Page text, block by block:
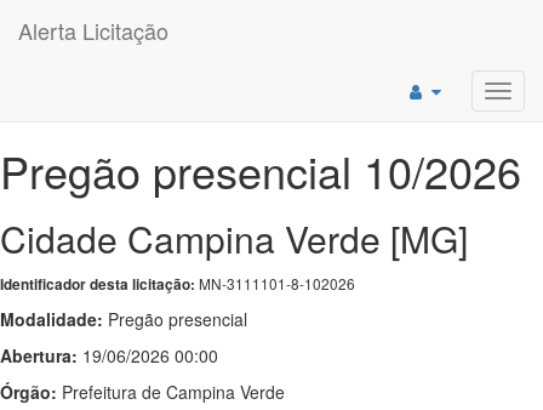
Alerta Licitação
Pregão presencial 10/2026
Cidade Campina Verde [MG]
Identificador desta licitação: MN-3111101-8-102026
Modalidade: Pregão presencial
Abertura: 19/06/2026 00:00
Órgão: Prefeitura de Campina Verde